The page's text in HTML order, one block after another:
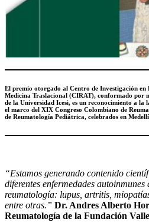
El premio otorgado al Centro de Investigación
Medicina Traslacional (CIRAT), conformado por
de la Universidad Icesi, es un reconocimiento a la
el marco del XIX Congreso Colombiano de
de Reumatología Pediátrica, celebrados en
“Estamos generando contenido
diferentes enfermedades
reumatología: lupus, artritis,
entre otras.” Dr. Andres Alberto
Reumatología de la Fundación